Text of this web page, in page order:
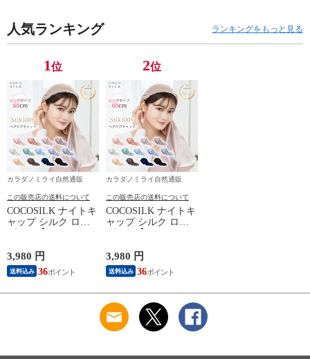
帽子 女性 シルク製
保湿 摩擦 ヘアケア
人気ランキング ランキングをもっと見る
1位
カラダノミライ自然通販
この販売店の送料について
COCOSILK ナイトキ
ャップ シルク ロン
60cm】ナイトキャッ
プ ロング 筒 シルク
100％ 筒状 6A シル
3,980 円
送料込み 36
2位
カラダノミライ自然通販
この販売店の送料について
COCOSILK ナイトキ
ャップ シルク ロン
60cm】ナイトキャッ
プ ロング 筒 シルク
100％ 筒状 6A シル
帽子 女性 シルク製
保湿 摩擦 ヘアケア
プレゼント 美容師
3,980 円
送料込み 36